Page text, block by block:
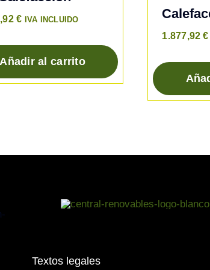
en
de
producto
€ IVA INCLUIDO
Añadir al carrito
1.877,92€
Textos legales